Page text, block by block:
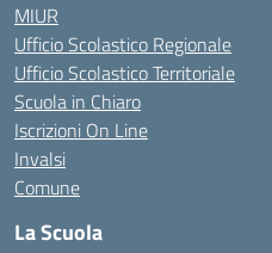
MIUR
Ufficio Scolastico Regionale
Ufficio Scolastico Territoriale
Scuola in Chiaro
Iscrizioni On Line
Invalsi
Comune
La Scuola